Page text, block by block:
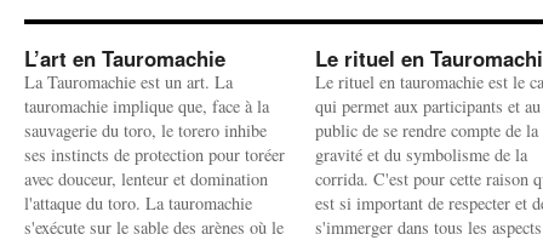
L’art en Tauromachie
La Tauromachie est un art. La
tauromachie implique que, face à la
sauvagerie du toro, le torero inhibe
ses instincts de protection pour toréer
avec douceur, lenteur et domination
l'attaque du toro. La tauromachie
s'exécute sur le sable des arènes où le
Le rituel en
Le rituel en tauromachie est le
qui permet aux participants et au
public de se rendre compte de la
gravité et du symbolisme de la
corrida. C'est pour cette raison
est si important de respecter et
s'immerger dans tous les